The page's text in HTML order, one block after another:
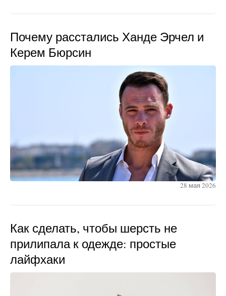
Почему расстались Ханде Эрчел и
Керем Бюрсин
28 мая 2026
Как сделать, чтобы шерсть не
прилипала к одежде: простые
лайфхаки